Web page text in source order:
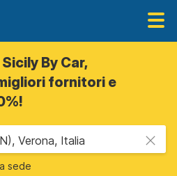
By Car,
fornitori e
Verona, Italia
sede